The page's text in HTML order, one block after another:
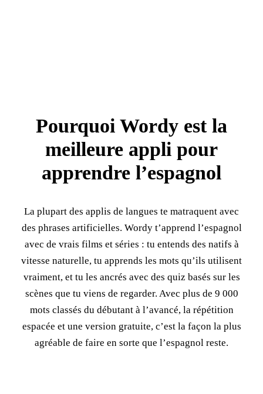
Pourquoi Wordy est la
meilleure appli pour
apprendre l’espagnol
La plupart des applis de langues te matraquent avec
des phrases artificielles. Wordy t’apprend l’espagnol
avec de vrais films et séries : tu entends des natifs à
vitesse naturelle, tu apprends les mots qu’ils utilisent
vraiment, et tu les ancrés avec des quiz basés sur les
scènes que tu viens de regarder. Avec plus de 9 000
mots classés du débutant à l’avancé, la répétition
espacée et une version gratuite, c’est la façon la plus
agréable de faire en sorte que l’espagnol reste.